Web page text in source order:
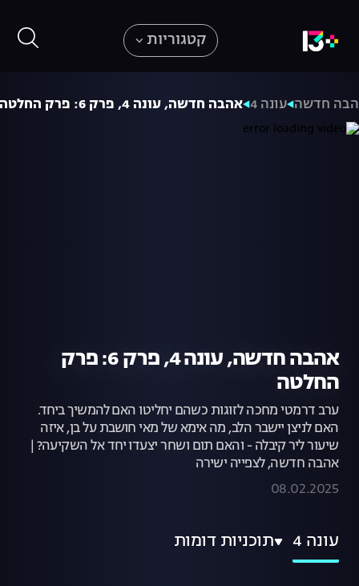
קטגוריות
חדשה עונה 4 אהבה חדשה, עונה 4, פרק 6: פרק החלטה
אהבה חדשה, עונה 4, פרק 6: פרק
החלטה
ערב דרמטי מחכה לזוגות כשהם יחליטו האם להמשיך ביחד.
האם לניצן יישבר הלב, מה אימא של מאי חושבת על בן, איזה
שיעור ליר קיבלה - והאם תום ושחר יצעדו יחד אל השקיעה? |
אהבה חדשה, לצפייה ישירה
08.02.2025
עונה 4 תוכניות דומות